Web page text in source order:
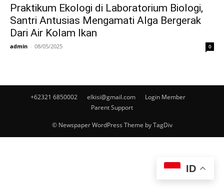
Praktikum Ekologi di Laboratorium Biologi,
Santri Antusias Mengamati Alga Bergerak
Dari Air Kolam Ikan
admin - 08/05/2025 0
+62321 6850002 elkisi@gmail.com
Login Member
Parent Support
© Newspaper WordPress Theme by TagDiv
ID